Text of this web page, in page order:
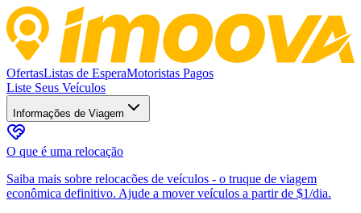
OfertasListas de EsperaMotoristas Pagos
Liste Seus Veículos
Informações de Viagem
O que é uma relocação
Saiba mais sobre relocacões de veículos - o truque de viagem
econômica definitivo. Ajude a mover veículos a partir de $1/dia.